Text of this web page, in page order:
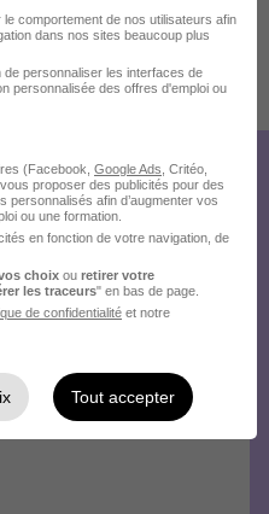
28380231 PDM/31T
Hellowork et
!
comportement de nos utilisateurs afin
dans nos sites beaucoup plus
personnaliser les interfaces de
personnalisée des offres d'emploi ou
(Facebook, Google Ads , Critéo,
proposer des publicités pour des
personnalisés afin d’augmenter vos
ou une formation.
en fonction de votre navigation, de
choix ou retirer votre
les traceurs" en bas de page.
de confidentialité et notre
Tout accepter